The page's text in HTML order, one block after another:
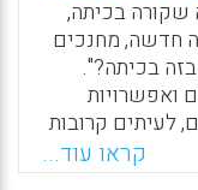
שקורה בכיתה,
חדשה, מחנכים
בכיתה?".
ואפשרויות
לעיתים קרובות
במקום על
ללמוד להיות
קראו עוד...